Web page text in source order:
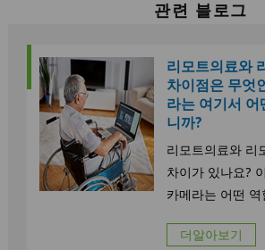
관련 블로그
리모트의료와
차이점은 무엇
라는 여기서 어
니까?
리모트의료와 리
차이가 있나요?
카메라는 어떤 역
더알아보기